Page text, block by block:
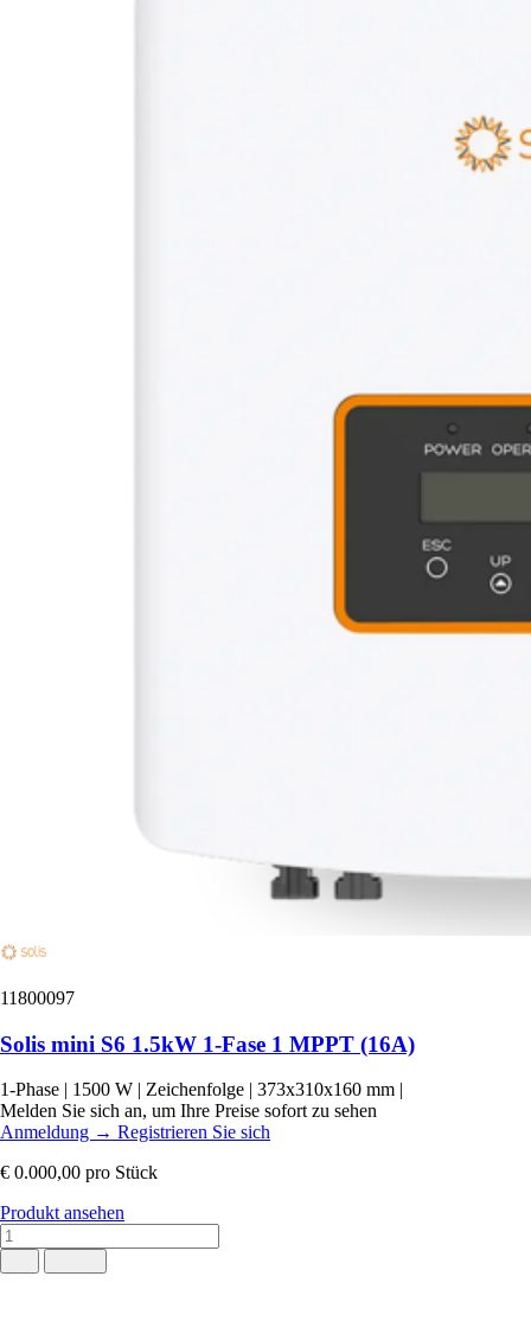
11800097
Solis mini S6 1.5kW 1-Fase 1 MPPT (16A)
1-Phase | 1500 W | Zeichenfolge | 373x310x160 mm |
Melden Sie sich an, um Ihre Preise sofort zu sehen
Anmeldung → Registrieren Sie sich
€ 0.000,00 pro Stück
Produkt ansehen